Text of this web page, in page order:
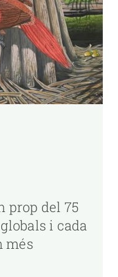
prop del 75
i cada
més